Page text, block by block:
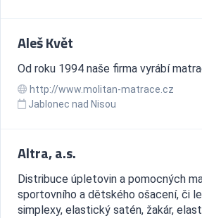
Aleš Květ
Od roku 1994 naše firma vyrábí
http://www.molitan-matrace.cz
Jablonec nad Nisou
Altra, a.s.
Distribuce úpletovin a pomocných
sportovního a dětského ošacení, či
simplexy, elastický satén, žakár,